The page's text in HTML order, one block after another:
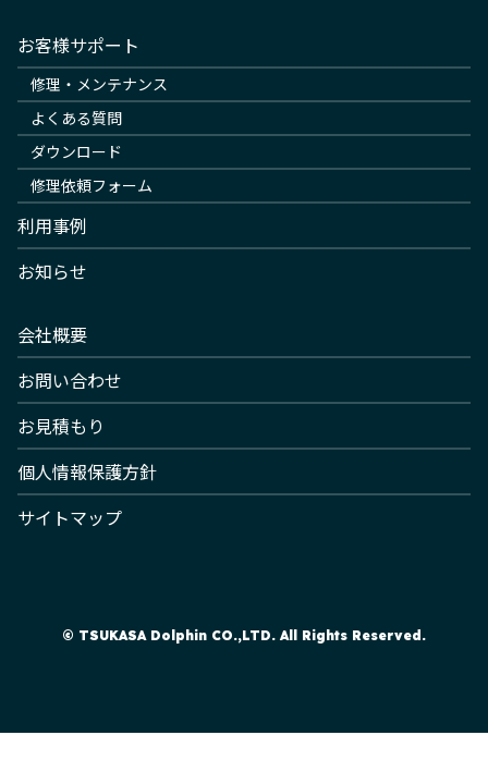
お客様サポート
修理・メンテナンス
よくある質問
ダウンロード
修理依頼フォーム
利用事例
お知らせ
会社概要
お問い合わせ
お見積もり
個人情報保護方針
サイトマップ
© TSUKASA Dolphin CO.,LTD. All Rights Reserved.